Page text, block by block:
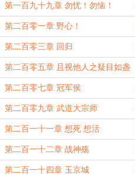
眉善目
第一百九十九章 勿忧！勿恼！
第二百零一章 野心！
第二百零三章 回归
第二百零五章 且视他人之疑目如盏
盏鬼火
第二百零七章 冠军侯
第二百零九章 武道大宗师
第二百一十一章 想死 想活
第二百一十二章 战神殇
第二百一十四章 玉京城